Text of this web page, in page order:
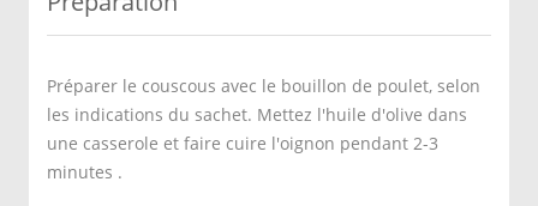
Préparer le couscous avec le bouillon de poulet, selon
les indications du sachet. Mettez l'huile d'olive dans
une casserole et faire cuire l'oignon pendant 2-3
minutes .